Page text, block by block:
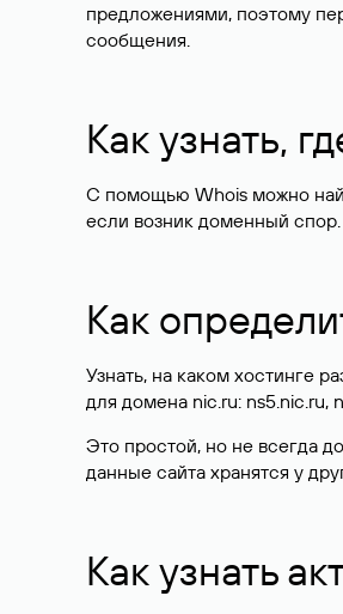
предложениями, поэтому
сообщения.
Как узнать,
С помощью Whois можно
если возник доменный спор.
Как
Узнать, на каком хостинге
для домена nic.ru: ns5.nic.ru,
Это простой, но не всегда
данные сайта хранятся у
Как узнать